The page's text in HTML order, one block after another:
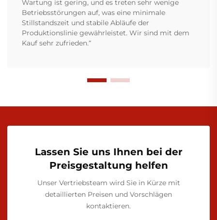
Wartung ist gering, und es treten sehr wenige
Betriebsstörungen auf, was eine minimale
Stillstandszeit und stabile Abläufe der
Produktionslinie gewährleistet. Wir sind mit dem
Kauf sehr zufrieden.“
Lassen Sie uns Ihnen bei der
Preisgestaltung helfen
Unser Vertriebsteam wird Sie in Kürze mit
detaillierten Preisen und Vorschlägen
kontaktieren.